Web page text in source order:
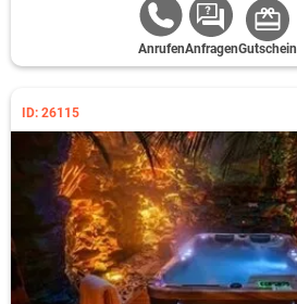
AnrufenAnfragenGutschein
ID: 26115